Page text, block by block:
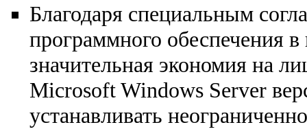
Благодаря специальным
программного обеспечения в
значительная экономия на
Microsoft Windows Server
устанавливать